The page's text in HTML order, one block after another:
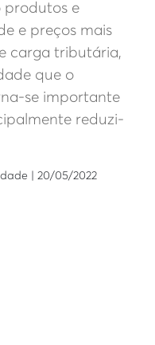
produtos e
e preços mais
carga tributária,
que o
se importante
reduzi-
| 20/05/2022